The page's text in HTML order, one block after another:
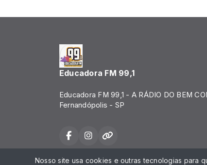
Educadora FM 99,1
Educadora FM 99,1 - A RÁDIO DO BEM
Fernandópolis - SP
Todos os direitos reservados.
Nosso site usa cookies e outras tecnologias para